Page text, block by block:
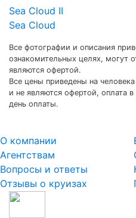
Sea Cloud II
Sea Cloud
Все фотографии и описания
ознакомительных целях, могут
являются офертой.
Все цены приведены на
и не являются офертой, оплата
день оплаты.
О компании
Агентствам
Вопросы и ответы
Отзывы о круизах